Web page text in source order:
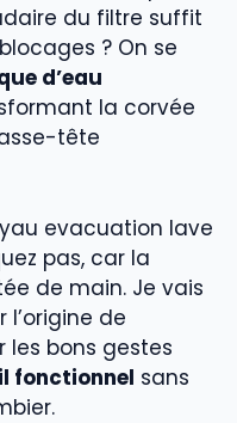
du filtre suffit
? On se
d’eau
la corvée
tête
evacuation lave
pas, car la
de main. Je vais
de
les bons gestes
fonctionnel sans